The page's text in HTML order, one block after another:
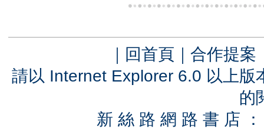
｜ 回首頁 ｜ 合作提案
請以 Internet Explorer 6.0 以上
的
新 絲 路 網 路 書 店